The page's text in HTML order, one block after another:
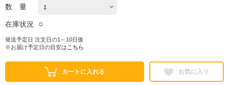
数 量
在庫状況 ○
発送予定日 注文日の1～10日後
※お届け予定日の目安は こちら
カートに入れる お気に入り